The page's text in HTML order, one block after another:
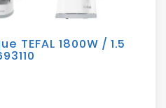
TEFAL 1800W / 1.5